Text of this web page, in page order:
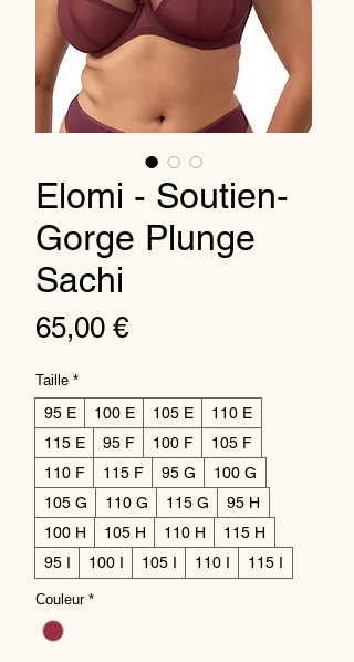
Elomi - Soutien-
Gorge Plunge
Sachi
65,00 €Prix
Taille *
95 E 100 E 105 E
110 E
115 E
95 F 100 F
105 F
110 F
115 F 95 G
100 G
105 G
110 G 115 G
95 H
100 H
105 H 110 H
115 H
95 I
100 I 105 I 110 I 115 I
Couleur *